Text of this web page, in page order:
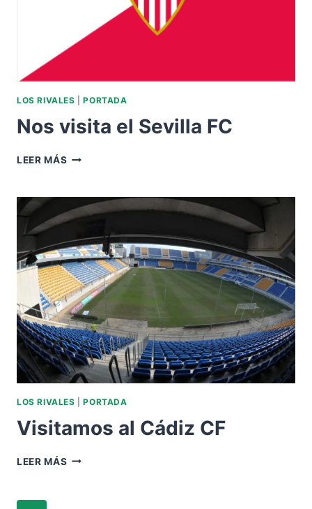
LOS RIVALES |PORTADA
Nos visita el Sevilla FC
LEER MÁS NOS
SEVILLA
FC
LOS RIVALES |PORTADA
Visitamos al Cádiz CF
LEER MÁS VISITAMOS